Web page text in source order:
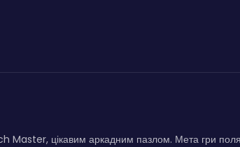
Master, цікавим аркадним пазлом. Мета гри